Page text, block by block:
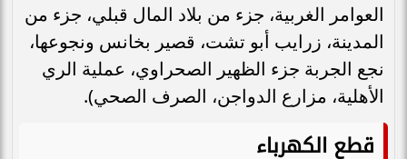
العوامر الغربية، جزء من بلاد المال قبلي، جزء من
المدينة، زرايب أبو تشت، قصير بخانس ونجوعها،
نجع الجربة جزء الظهير الصحراوي، عملية الري
الأهلية، مزارع الدواجن، الصرف الصحي).
قطع الكهرباء